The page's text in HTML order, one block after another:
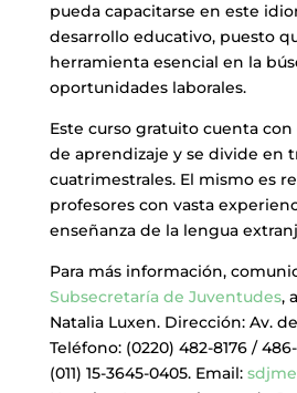
pueda capacitarse en este
desarrollo educativo, puesto
herramienta esencial en la
oportunidades laborales.
Este curso gratuito cuenta
de aprendizaje y se divide en
cuatrimestrales. El mismo es
profesores con vasta
enseñanza de la lengua
Para más información,
Subsecretaría de Juventudes,
Natalia Luxen. Dirección: Av.
Teléfono: (0220) 482-8176 /
(011) 15-3645-0405. Email: